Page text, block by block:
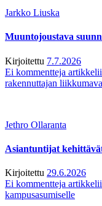
Jarkko Liuska
Muuntojoustava
Kirjoitettu 7.7.2026
Ei kommentteja
rakennuttajan
Jethro Ollaranta
Asiantuntijat
Kirjoitettu 29.6.2026
Ei kommentteja
kampusasumiselle